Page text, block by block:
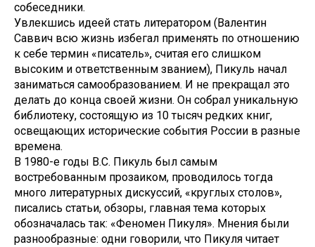
собеседники.
Увлекшись идеей стать литератором (Валентин
Саввич всю жизнь избегал применять по отношению
к себе термин «писатель», считая его слишком
высоким и ответственным званием), Пикуль начал
заниматься самообразованием. И не прекращал это
делать до конца своей жизни. Он собрал уникальную
библиотеку, состоящую из 10 тысяч редких книг,
освещающих исторические события России в разные
времена.
В 1980-е годы В.С. Пикуль был самым
востребованным прозаиком, проводилось тогда
много литературных дискуссий, «круглых столов»,
писались статьи, обзоры, главная тема которых
обозначалась так: «Феномен Пикуля». Мнения были
разнообразные: одни говорили, что Пикуля читает